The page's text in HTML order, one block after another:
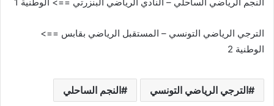
الترجي الرياضي التونسي – المستقبل الرياضي بقابس ==>
الوطنية 2
الترجي الرياضي التونسي النجم الساحلي